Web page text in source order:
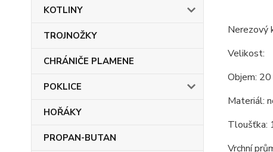
KOTLINY
TROJNOŽKY
CHRÁNIČE PLAMENE
POKLICE
HOŘÁKY
PROPAN-BUTAN
Nerezový
Velikost:
Objem: 20
Materiál:
Tloušťka:
Vrchní